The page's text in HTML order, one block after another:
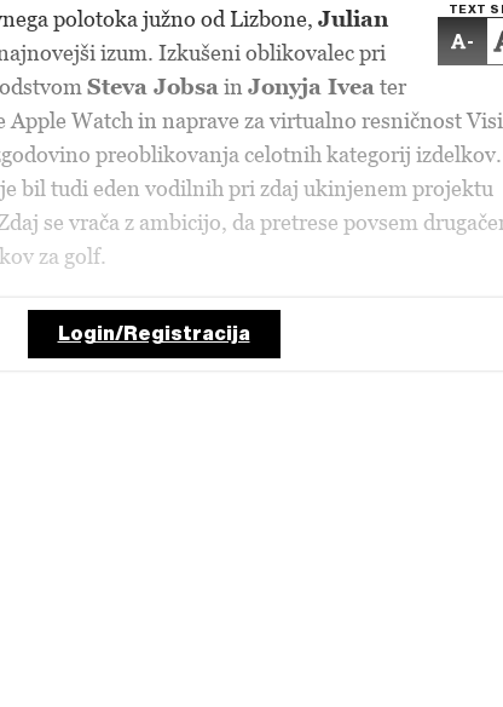
TEXT
-
polotoka južno od Lizbone, Julian
izum. Izkušeni oblikovalec pri
Steva Jobsa in Jonyja Ivea ter
Apple Watch in naprave za virtualno resničnost
preoblikovanja celotnih kategorij izdelkov.
bil tudi eden vodilnih pri zdaj ukinjenem projektu
se vrača z ambicijo, da pretrese povsem
za golf.
Login/Registracija